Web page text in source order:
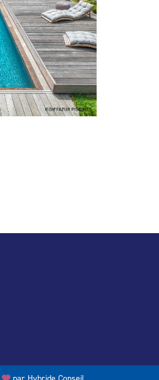
par Hybride Conseil